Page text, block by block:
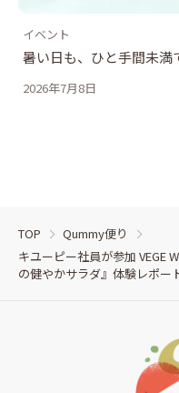
イベント
暑い日も、ひと手間未満
2026年7月8日
TOP
Qummy便り
キユーピー社員が参加 VEGE
の健やかサラダ』体験レポー